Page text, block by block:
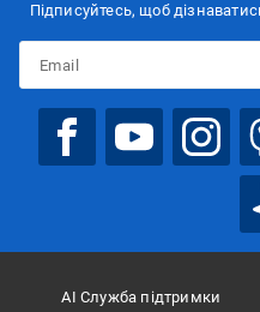
Підписуйтесь, щоб
АІ Служба підтримки